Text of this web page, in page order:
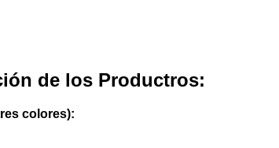
de los Productros:
colores):